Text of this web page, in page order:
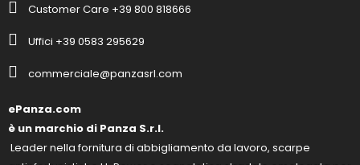
Customer Care +39 800 818666
Uffici +39 0583 295629
commerciale@panzasrl.com
ePanza.com
è un marchio di Panza S.r.l.
Leader nella fornitura di abbigliamento da lavoro, scarpe